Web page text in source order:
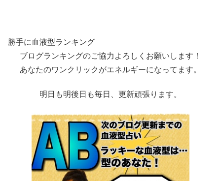
勝手に血液型ランキング
ブログランキングのご協力よろしくお願いします！
あなたのワンクリックがエネルギーになってます。
明日も明後日も毎日、更新頑張ります。